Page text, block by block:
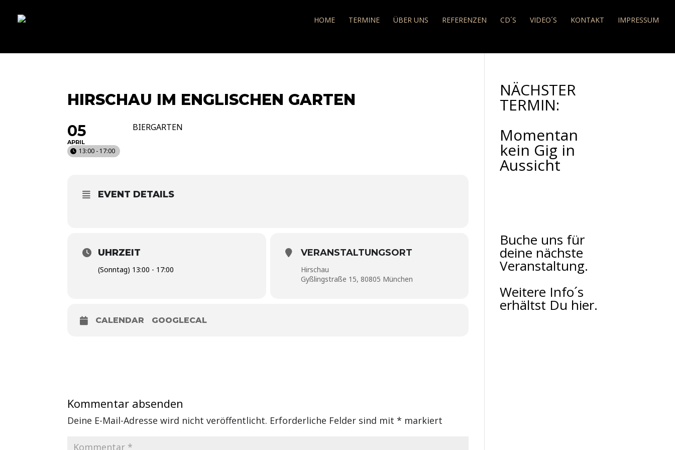
HOME TERMINE ÜBER UNS REFERENZEN CD´S VIDEO´S KONTAKT IMPRESSUM
HIRSCHAU IM ENGLISCHEN GARTEN
05
APRIL
13:00 - 17:00
BIERGARTEN
EVENT DETAILS
UHRZEIT
(Sonntag) 13:00 - 17:00
VERANSTALTUNGSORT
Hirschau
Gyßlingstraße 15, 80805 München
CALENDAR GOOGLECAL
Kommentar absenden
Deine E-Mail-Adresse wird nicht veröffentlicht. Erforderliche Felder sind mit* markiert
NÄCHSTER
TERMIN:
Momentan
kein Gig in
Aussicht
Buche uns für
deine nächste
Veranstaltung.
Weitere Info´s
erhältst Du hier.